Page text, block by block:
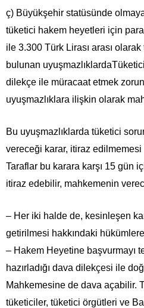
ç) Büyükşehir statüsünde
tüketici hakem heyetleri için
ile 3.300 Türk Lirası arası
bulunan
dilekçe ile müracaat etmek
uyuşmazlıklara ilişkin olarak
Bu uyuşmazlıklarda tüketici
vereceği karar, itiraz edilmemesi
Taraflar bu karara karşı 15 gün
itiraz edebilir, mahkemenin
– Her iki halde de, kesinleşen
getirilmesi hakkındaki
– Hakem Heyetine başvurmayı
hazırladığı dava dilekçesi ile
Mahkemesine de dava açabilir.
tüketiciler, tüketici örgütleri ve